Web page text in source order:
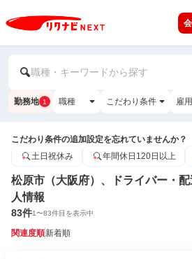
職種・キーワードから探す
勤務地 1 職種 こだわり条件 雇
こだわり条件の追加設定を忘れていませんか？
土日祝休み
年間休日120日以上
松原市（大阪府）、ドライバー・
人情報
83件1〜83件目を表示中
関連度順新着順